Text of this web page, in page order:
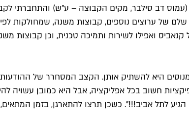
(עמוס דב סילבר, מקים הקבוצה – ע"ש) והתחברתי
של ערוצים נוספים, קבוצות משנה, שמחולקות לפי
ואפילו לשירות ותמיכה טכנית, וכן קבוצות
היא להשתיק אותן. הקצב המסחרר של
חשוב בכל אפליקציה, אבל היא כמובן עשויה
לתל אביב!!!". כשכן תרצו להתארגן, בזמן